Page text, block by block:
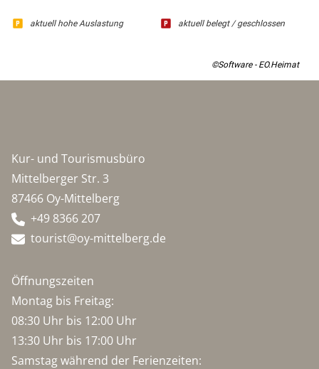
aktuell hohe Auslastung aktuell belegt / geschlossen
©Software - EO.Heimat
Kur- und Tourismusbüro
Mittelberger Str. 3
87466 Oy-Mittelberg
+49 8366 207
tourist@oy-mittelberg.de
Öffnungszeiten
Montag bis Freitag:
08:30 Uhr bis 12:00 Uhr
13:30 Uhr bis 17:00 Uhr
Samstag während der Ferienzeiten: